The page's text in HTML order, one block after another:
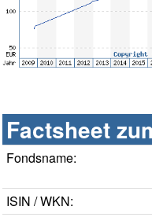
Factsheet
Fondsname:
ISIN / WKN: